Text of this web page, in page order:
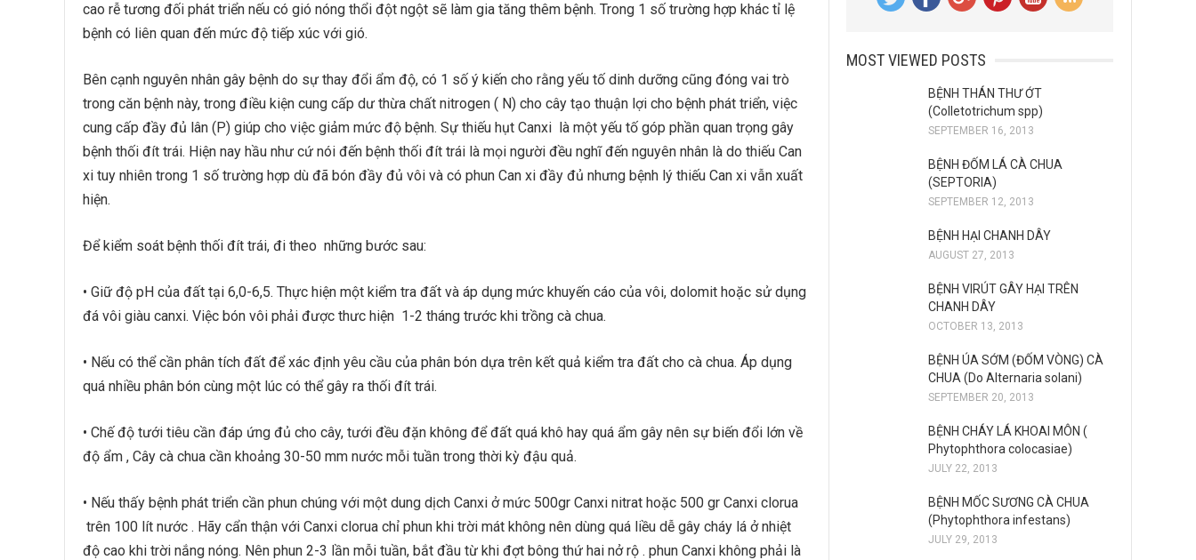
cao rễ tương đối phát triển nếu có gió nóng thổi đột ngột sẽ làm gia tăng thêm bệnh. Trong 1 số trường hợp khác tỉ lệ
bệnh có liên quan đến mức độ tiếp xúc với gió.
Bên cạnh nguyên nhân gây bệnh do sự thay đổi ẩm độ, có 1 số ý kiến cho rằng yếu tố dinh dưỡng cũng đóng vai trò
trong căn bệnh này, trong điều kiện cung cấp dư thừa chất nitrogen ( N) cho cây tạo thuận lợi cho bệnh phát triển, việc
cung cấp đầy đủ lân (P) giúp cho việc giảm mức độ bệnh. Sự thiếu hụt Canxi là một yếu tố góp phần quan trọng gây
bệnh thối đít trái. Hiện nay hầu như cứ nói đến bệnh thối đít trái là mọi người đều nghĩ đến nguyên nhân là do thiếu Can
xi tuy nhiên trong 1 số trường hợp dù đã bón đầy đủ vôi và có phun Can xi đầy đủ nhưng bệnh lý thiếu Can xi vẫn xuất
hiện.
Để kiểm soát bệnh thối đít trái, đi theo những bước sau:
• Giữ độ pH của đất tại 6,0-6,5. Thực hiện một kiểm tra đất và áp dụng mức khuyến cáo của vôi, dolomit hoặc sử dụng
đá vôi giàu canxi. Việc bón vôi phải được thưc hiện 1-2 tháng trước khi trồng cà chua.
• Nếu có thể cần phân tích đất để xác định yêu cầu của phân bón dựa trên kết quả kiểm tra đất cho cà chua. Áp dụng
quá nhiều phân bón cùng một lúc có thể gây ra thối đít trái.
• Chế độ tưới tiêu cần đáp ứng đủ cho cây, tưới đều đặn không để đất quá khô hay quá ẩm gây nên sự biến đổi lớn về
độ ẩm , Cây cà chua cần khoảng 30-50 mm nước mỗi tuần trong thời kỳ đậu quả.
• Nếu thấy bệnh phát triển cần phun chúng với một dung dịch Canxi ở mức 500gr Canxi nitrat hoặc 500 gr Canxi clorua
trên 100 lít nước . Hãy cẩn thận với Canxi clorua chỉ phun khi trời mát không nên dùng quá liều dễ gây cháy lá ở nhiệt
độ cao khi trời nắng nóng. Nên phun 2-3 lần mỗi tuần, bắt đầu từ khi đợt bông thứ hai nở rộ . phun Canxi không phải là
MOST VIEWED POSTS
BỆNH THÁN THƯ ỚT
(Colletotrichum spp)
SEPTEMBER 16, 2013
BỆNH ĐỐM LÁ CÀ CHUA
(SEPTORIA)
SEPTEMBER 12, 2013
BỆNH HẠI CHANH DÂY
AUGUST 27, 2013
BỆNH VIRÚT GÂY HẠI TRÊN
CHANH DÂY
OCTOBER 13, 2013
BỆNH ÚA SỚM (ĐỐM VÒNG) CÀ
CHUA (Do Alternaria solani)
SEPTEMBER 20, 2013
BỆNH CHÁY LÁ KHOAI MÔN (
Phytophthora colocasiae)
JULY 22, 2013
BỆNH MỐC SƯƠNG CÀ CHUA
(Phytophthora infestans)
JULY 29, 2013